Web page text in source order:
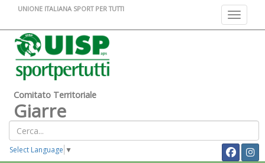
Toggle
UNIONE ITALIANA SPORT PER TUTTI
Comitato Territoriale
Giarre
Select Language ▼